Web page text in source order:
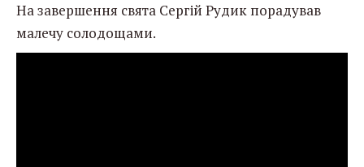
На завершення свята Сергій Рудик порадував
малечу солодощами.